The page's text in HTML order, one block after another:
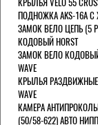
ПОДНОЖКА AKS-16A C
ЗАМОК ВЕЛО ЦЕПЬ (5
КОДОВЫЙ HORST
ЗАМОК ВЕЛО
WAVE
КРЫЛЬЯ РАЗДВИЖНЫЕ
WAVE
КАМЕРА
(50/58-622) АВТО